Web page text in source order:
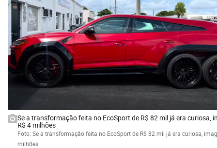
Se a transformação feita no EcoSport de R$ 82 mil já era curiosa,
R$ 4 milhões
Foto: Se a transformação feita no EcoSport de R$ 82 mil já era curiosa,
milhões